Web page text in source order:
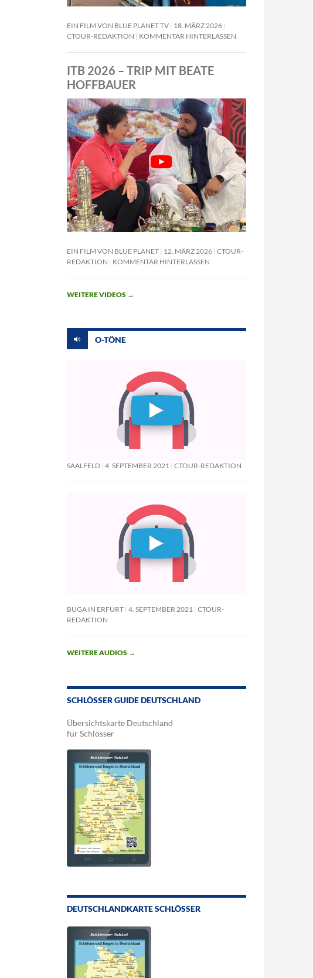
EIN FILM VON BLUE PLANET TV 18. MÄRZ 2026
CTOUR-REDAKTION
KOMMENTAR HINTERLASSEN
ITB 2026 – TRIP MIT BEATE
HOFFBAUER
EIN FILM VON BLUE PLANET 12. MÄRZ 2026 CTOUR-
REDAKTION
KOMMENTAR HINTERLASSEN
WEITERE VIDEOS →
O-TÖNE
SAALFELD 4. SEPTEMBER 2021 CTOUR-REDAKTION
BUGA IN ERFURT 4. SEPTEMBER 2021
CTOUR-
REDAKTION
WEITERE AUDIOS →
SCHLÖSSER GUIDE DEUTSCHLAND
Übersichtskarte Deutschland
für Schlösser
DEUTSCHLANDKARTE SCHLÖSSER